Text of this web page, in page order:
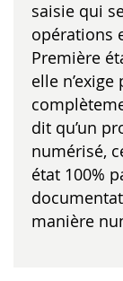
saisie qui
opérations
Première
elle
dit qu’un
numérisé,
état 100%
manière